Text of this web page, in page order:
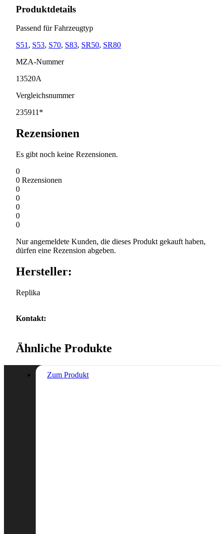
Produktdetails
Passend für Fahrzeugtyp
S51 , S53, S70, S83, SR50, SR80
MZA-Nummer
13520A
Vergleichsnummer
235911*
Rezensionen
Es gibt noch keine Rezensionen.
0
0 Rezensionen
0
0
0
0
0
Nur angemeldete Kunden, die dieses Produkt gekauft haben,
dürfen eine Rezension abgeben.
Hersteller:
Replika
Kontakt:
Ähnliche Produkte
Zum Produkt